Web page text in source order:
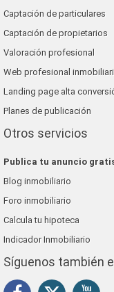
Captación de particulares
Captación de propietarios
Valoración profesional
Web profesional
Landing page alta
Planes de publicación
Otros servicios
Publica tu anuncio
Blog inmobiliario
Foro inmobiliario
Calcula tu hipoteca
Indicador Inmobiliario
Síguenos también